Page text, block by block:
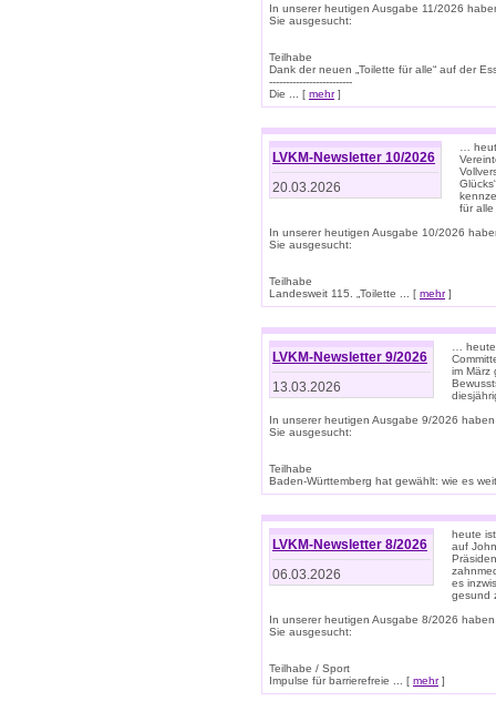
In unserer heutigen Ausgabe 11/2026
Sie ausgesucht:
Teilhabe
Dank der neuen „Toilette für alle“ auf der
-------------------------
Die ... [ mehr]
LVKM-Newsletter 10/2026
20.03.2026
…
für
In unserer heutigen Ausgabe 10/2026
Sie ausgesucht:
Teilhabe
Landesweit 115. „Toilette ... [ mehr]
LVKM-Newsletter 9/2026
13.03.2026
…
im März
In unserer heutigen Ausgabe 9/2026
Sie ausgesucht:
Teilhabe
Baden-Württemberg hat gewählt: wie es
LVKM-Newsletter 8/2026
06.03.2026
heute
auf
es
gesund
In unserer heutigen Ausgabe 8/2026
Sie ausgesucht:
Teilhabe / Sport
Impulse für barrierefreie ... [ mehr]